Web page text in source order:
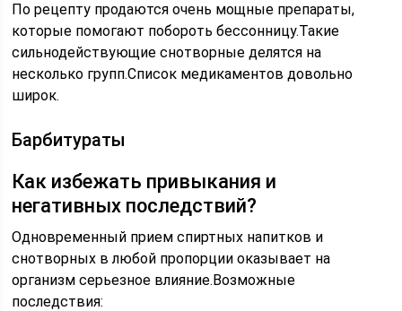
По рецепту продаются очень мощные препараты,
которые помогают побороть бессонницу.Такие
сильнодействующие снотворные делятся на
несколько групп.Список медикаментов довольно
широк.
Барбитураты
Как избежать привыкания и
негативных последствий?
Одновременный прием спиртных напитков и
снотворных в любой пропорции оказывает на
организм серьезное влияние.Возможные
последствия: